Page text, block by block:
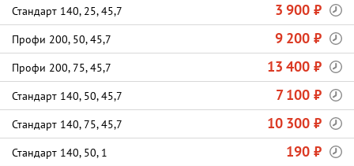
Стандарт 140, 25, 45,7 3 900 ₽
Профи 200, 50, 45,7 9 200 ₽
Профи 200, 75, 45,7 13 400 ₽
Стандарт 140, 50, 45,7 7 100 ₽
Стандарт 140, 75, 45,7 10 300 ₽
Стандарт 140, 50, 1 190 ₽